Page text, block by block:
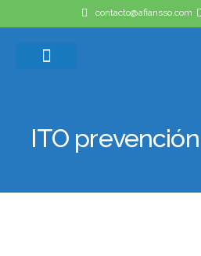
contacto@afiansso.com
ITO